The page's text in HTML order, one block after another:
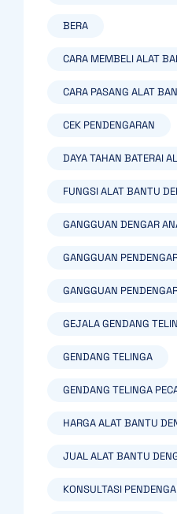
BERA
CARA MEMBELI ALAT
CARA PASANG ALAT
CEK PENDENGARAN
DAYA TAHAN BATERAI
FUNGSI ALAT BANTU
GANGGUAN DENGAR
GANGGUAN
GANGGUAN
GEJALA GENDANG
GENDANG TELINGA
GENDANG TELINGA
HARGA ALAT BANTU
JUAL ALAT BANTU
KONSULTASI